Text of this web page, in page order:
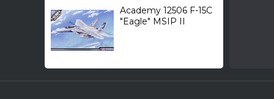
Academy 12506 F-15C
"Eagle" MSIP II